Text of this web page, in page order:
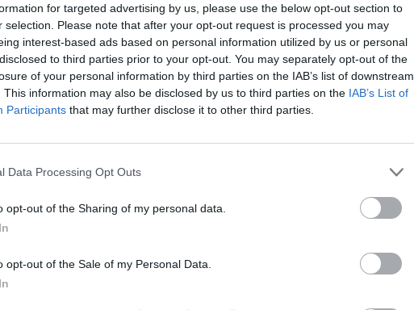
for targeted advertising by us, please use the below opt-out section to
selection. Please note that after your opt-out request is processed you may
interest-based ads based on personal information utilized by us or personal
to third parties prior to your opt-out. You may separately opt-out of the
of your personal information by third parties on the IAB’s list of downstream
This information may also be disclosed by us to third parties on the IAB’s List of
Participants that may further disclose it to other third parties.
Data Processing Opt Outs
opt-out of the Sharing of my personal data.
opt-out of the Sale of my Personal Data.